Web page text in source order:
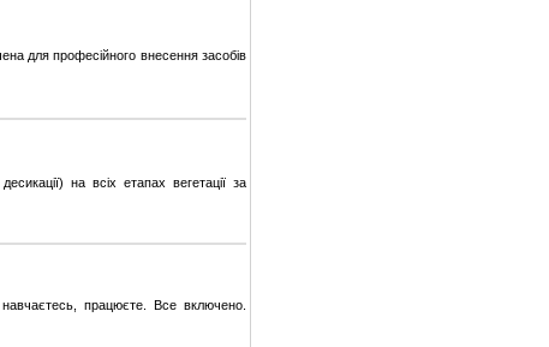
для професійного внесення засобів
на всіх етапах вегетації за
працюєте. Все включено.